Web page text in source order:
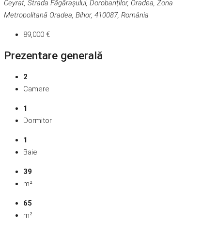
Ceyrat, Strada Făgărașului, Dorobanților, Oradea, Zona
Metropolitană Oradea, Bihor, 410087, România
89,000 €
Prezentare generală
2
Camere
1
Dormitor
1
Baie
39
m²
65
m²